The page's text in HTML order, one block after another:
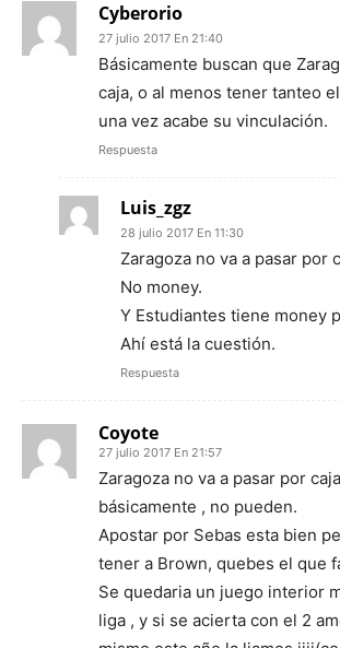
Cyberorio
27 julio 2017 En 21:40
Básicamente buscan que
caja, o al menos tener tanteo
una vez acabe su vinculación.
Respuesta
Luis_zgz
28 julio 2017 En 11:30
Zaragoza no va a pasar por
No money.
Y Estudiantes tiene money
Ahí está la cuestión.
Respuesta
Coyote
27 julio 2017 En 21:57
Zaragoza no va a pasar por
básicamente , no pueden.
Apostar por Sebas esta bien
tener a Brown, quebes el que
Se quedaria un juego interior
liga , y si se acierta con el 2